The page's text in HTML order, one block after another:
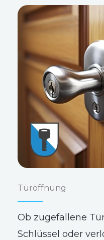
Türöffnung
Ob zugefallene
Schlüssel oder